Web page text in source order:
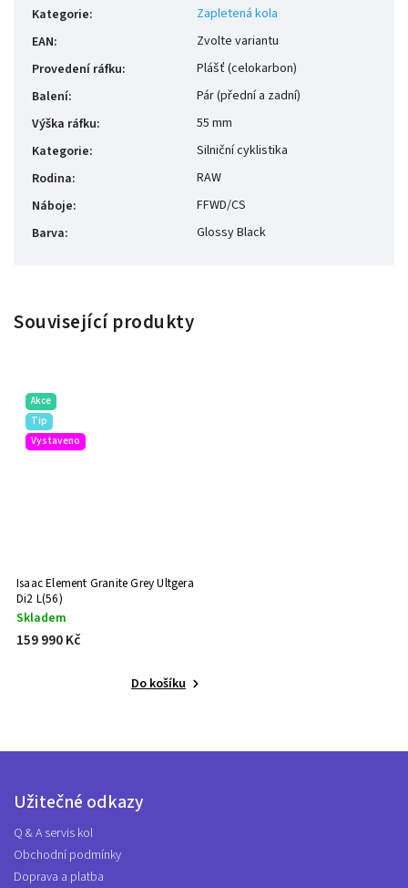
Kategorie:
Zapletená kola
EAN:
Zvolte variantu
Provedení ráfku:
Plášť (celokarbon)
Balení:
Pár (přední a zadní)
Výška ráfku:
55 mm
Kategorie:
Silniční cyklistika
Rodina:
RAW
Náboje:
FFWD/CS
Barva: Glossy Black
Související produkty
Akce
Tip
Vystaveno
Isaac Element Granite Grey Ultgera
Di2 L(56)
Skladem
159 990 Kč
Do košíku
Užitečné odkazy
Q & A servis kol
Obchodní podmínky
Doprava a platba